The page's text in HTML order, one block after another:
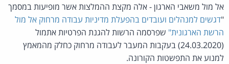
אל מול משאבי הארגון - אלה מקצת ההמלצות אשר מופיעות במסמך
"דגשים למנהלים ועובדים בהפעלת מדיניות עבודה מרחוק אל מול
הרשת הארגונית" שפרסמה הרשות להגנת הפרטיות אתמול
(24.03.2020) בעקבות המעבר לעבודה מרחוק כחלק מהמאמץ
למנוע את התפשטות הקורונה.